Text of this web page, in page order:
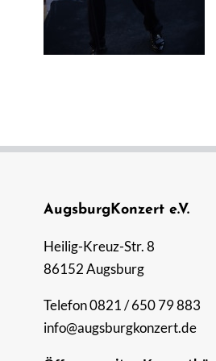
AugsburgKonzert e.V.
Heilig-Kreuz-Str. 8
86152 Augsburg
Telefon 0821 / 650 79 883
info@augsburgkonzert.de